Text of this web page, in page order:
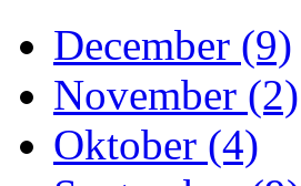
December (9)
November (2)
Oktober (4)